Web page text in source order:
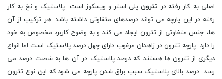
اصلی به کار رفته در تترونپلی‌ استر و ویسکوز است. پلاستیک و نخ به کار
رفته در این پارچه می‌ تواند درصدهای متفاوتی داشته باشد. هر ترکیب از آن
‌ها، جنس متفاوتی از تترون ایجاد می ‌کند و به وضوح کاربرد مخصوص به خود
را دارد. پارچه تترون در زاهدان مرغوب دارای چهل درصد پلاستیک است اما انواع
دیگری از تترون ‌ها هستند که درصد پلاستیک در آن‌ ها به شصت درصد می
‌رسد. درصد بالای پلاستیک سبب براق شدن پارچه می‌ شود که این نوع تترون